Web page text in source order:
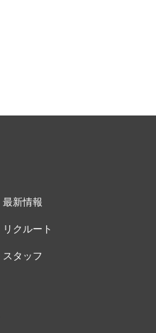
最新情報
リクルート
スタッフ